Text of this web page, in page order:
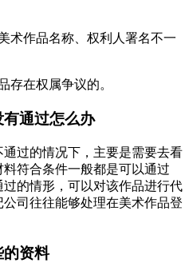
术作品名称、权利人署名不一
存在权属争议的。
通过怎么办
过的情况下，主要是需要去看
符合条件一般都是可以通过
的情形，可以对该作品进行代
司往往能够处理在美术作品登
的资料